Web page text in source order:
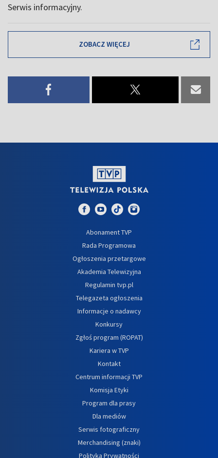
Serwis informacyjny.
ZOBACZ WIĘCEJ
Abonament TVP
Rada Programowa
Ogłoszenia przetargowe
Akademia Telewizyjna
Regulamin tvp.pl
Telegazeta ogłoszenia
Informacje o nadawcy
Konkursy
Zgłoś program (ROPAT)
Kariera w TVP
Kontakt
Centrum informacji TVP
Komisja Etyki
Program dla prasy
Dla mediów
Serwis fotograficzny
Merchandising (znaki)
Polityka Prywatności